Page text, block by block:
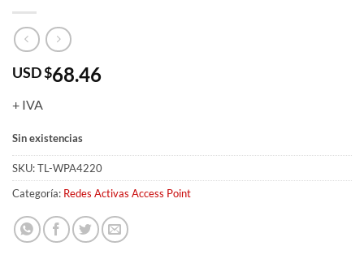
USD $68.46
+ IVA
Sin existencias
SKU:TL-WPA4220
Categoría: Redes Activas Access Point